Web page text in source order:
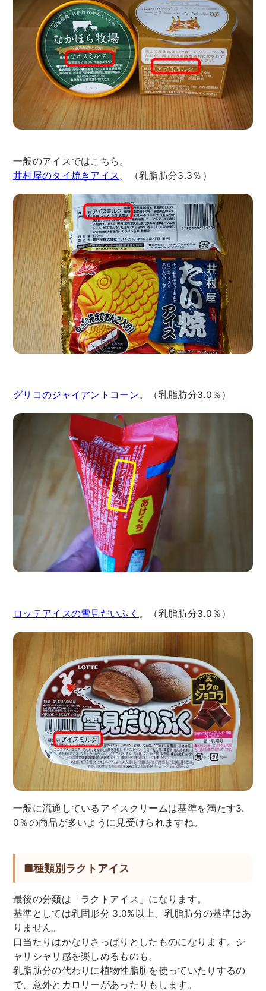
一般のアイスではこちら。
井村屋のタイ焼きアイス。（乳脂肪分3.3％）
グリコのジャイアントコーン。（乳脂肪分3.0％）
ロッテアイスの雪見だいふく 。（乳脂肪分3.0％）
一般に流通しているアイスクリームは基準を満たす3.
0％の商品が多いように見受けられますね。
■種類別ラクトアイス
最後の分類は「ラクトアイス」になります。
基準としては乳固形分 3.0%以上。乳脂肪分の基準はあ
りません。
口当たりはかなりさっぱりとしたものになります。シ
ャリシャリ感を楽しめるものも。
乳脂肪分の代わりに植物性脂肪を使っていたりするの
で、意外とカロリーがあったりもします。